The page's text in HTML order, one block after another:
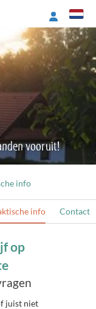
vooruit!
info
info Contact
op
juist niet